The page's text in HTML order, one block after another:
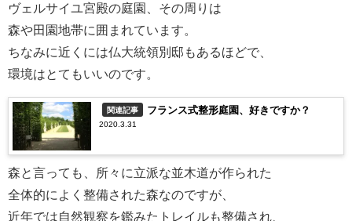
ヴェルサイユ宮殿の庭園、その周りは
森や田園地帯に囲まれています。
ちなみに近くには仏大統領別邸もあるほどで、
環境はとてもいいのです。
関連記事 フランス式整形庭園、好きですか？
2020.3.31
森と言っても、所々に立派な並木道が作られた
全体的によく整備された森なのですが、
近年では自然観察を鑑みたトレイルも整備され、